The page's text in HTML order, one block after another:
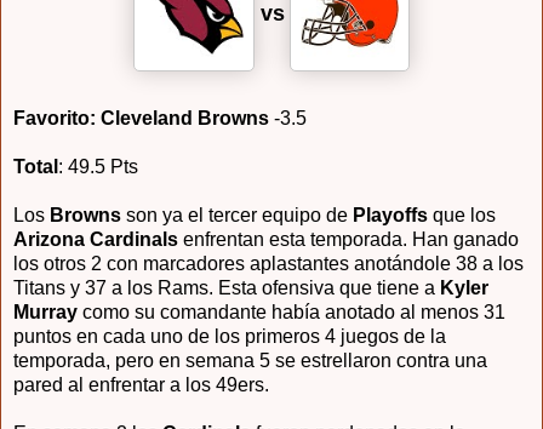
vs
Favorito: Cleveland Browns -3.5
Total : 49.5 Pts
Los Browns son ya el tercer equipo de Playoffs que los
Arizona Cardinals enfrentan esta temporada. Han ganado
los otros 2 con marcadores aplastantes anotándole 38 a los
Titans y 37 a los Rams. Esta ofensiva que tiene a Kyler
Murray como su comandante había anotado al menos 31
puntos en cada uno de los primeros 4 juegos de la
temporada, pero en semana 5 se estrellaron contra una
pared al enfrentar a los 49ers.